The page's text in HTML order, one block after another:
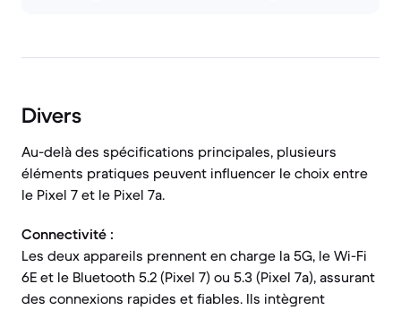
Divers
Au-delà des spécifications principales, plusieurs
éléments pratiques peuvent influencer le choix entre
le Pixel 7 et le Pixel 7a.
Connectivité :
Les deux appareils prennent en charge la 5G, le Wi-Fi
6E et le Bluetooth 5.2 (Pixel 7) ou 5.3 (Pixel 7a), assurant
des connexions rapides et fiables. Ils intègrent